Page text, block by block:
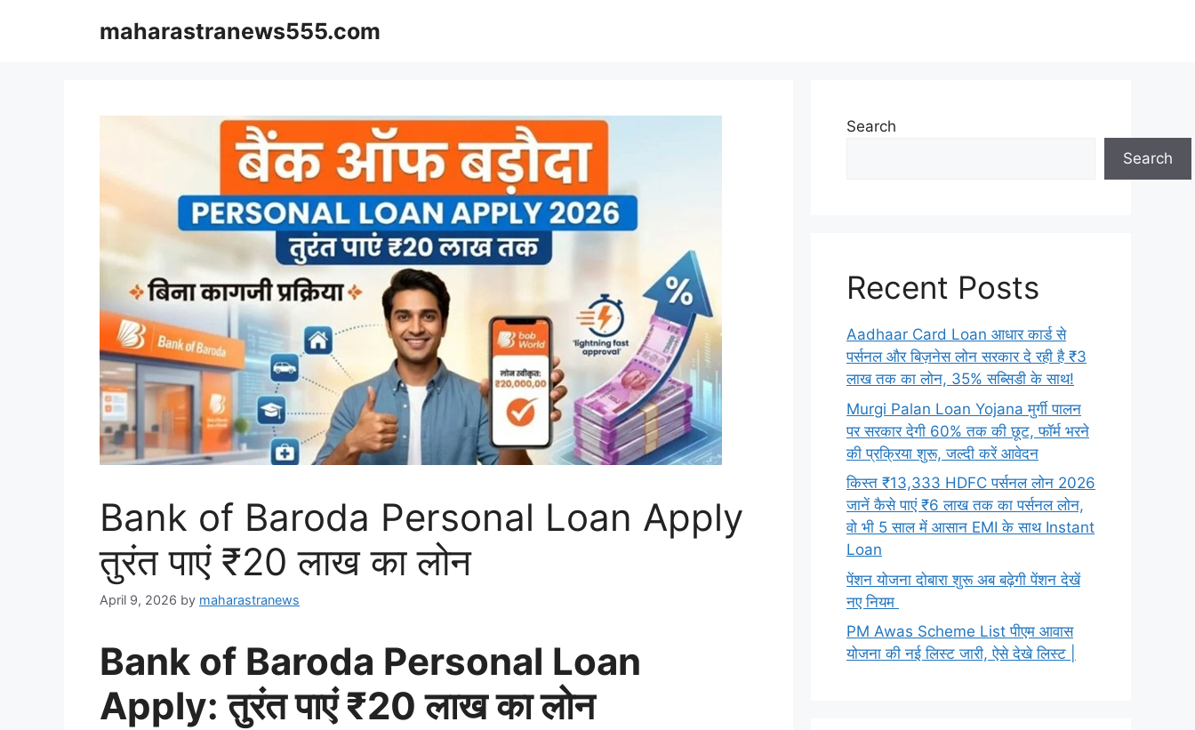
maharastranews555.com
Bank of Baroda Personal Loan Apply
तुरंत पाएं ₹20 लाख का लोन
April 9, 2026 by maharastranews
Bank of Baroda Personal Loan
Apply: तुरंत पाएं ₹20 लाख का लोन
Search
Search
Recent Posts
Aadhaar Card Loan आधार कार्ड से
पर्सनल और बिज़नेस लोन सरकार दे रही है ₹3
लाख तक का लोन, 35% सब्सिडी के साथ!
Murgi Palan Loan Yojana मुर्गी पालन
पर सरकार देगी 60% तक की छूट, फॉर्म भरने
की प्रक्रिया शुरू, जल्दी करें आवेदन
किस्त ₹13,333 HDFC पर्सनल लोन 2026
जानें कैसे पाएं ₹6 लाख तक का पर्सनल लोन,
वो भी 5 साल में आसान EMI के साथ Instant
Loan
पेंशन योजना दोबारा शुरू अब बढ़ेगी पेंशन देखें
नए नियम
PM Awas Scheme List पीएम आवास
योजना की नई लिस्ट जारी, ऐसे देखे लिस्ट |